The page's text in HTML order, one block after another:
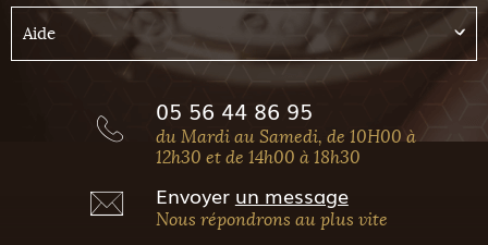
Aide
05 56 44 86 95
du Mardi au Samedi, de 10H00 à
12h30 et de 14h00 à 18h30
Envoyer un message
Nous répondrons au plus vite